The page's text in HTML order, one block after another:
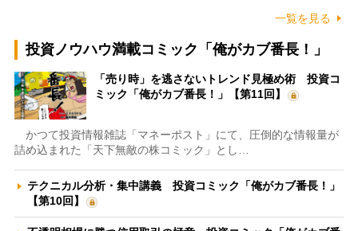
一覧を見る
投資ノウハウ満載コミック「俺がカブ番長！」
「売り時」を逃さないトレンド見極め術 投資コ
ミック「俺がカブ番長！」【第11回】
かつて投資情報雑誌「マネーポスト」にて、圧倒的な情報量が
詰め込まれた「天下無敵の株コミック」とし…
テクニカル分析・集中講義 投資コミック「俺がカブ番長！」
【第10回】